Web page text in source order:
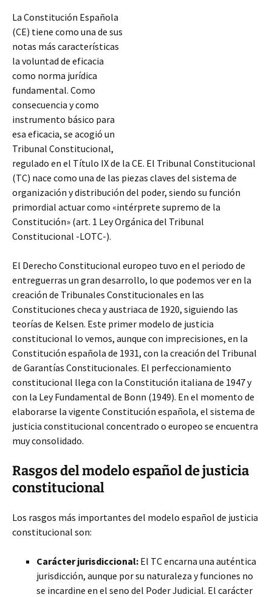
La Constitución Española
(CE) tiene como una de sus
notas más características
la voluntad de eficacia
como norma jurídica
fundamental. Como
consecuencia y como
instrumento básico para
esa eficacia, se acogió un
Tribunal Constitucional,
regulado en el Título IX de la CE. El Tribunal Constitucional
(TC) nace como una de las piezas claves del sistema de
organización y distribución del poder, siendo su función
primordial actuar como «intérprete supremo de la
Constitución» (art. 1 Ley Orgánica del Tribunal
Constitucional -LOTC-).
El Derecho Constitucional europeo tuvo en el periodo de
entreguerras un gran desarrollo, lo que podemos ver en la
creación de Tribunales Constitucionales en las
Constituciones checa y austriaca de 1920, siguiendo las
teorías de Kelsen. Este primer modelo de justicia
constitucional lo vemos, aunque con imprecisiones, en la
Constitución española de 1931, con la creación del Tribunal
de Garantías Constitucionales. El perfeccionamiento
constitucional llega con la Constitución italiana de 1947 y
con la Ley Fundamental de Bonn (1949). En el momento de
elaborarse la vigente Constitución española, el sistema de
justicia constitucional concentrado o europeo se encuentra
muy consolidado.
Rasgos del modelo español de justicia
constitucional
Los rasgos más importantes del modelo español de justicia
constitucional son:
Carácter jurisdiccional: El TC encarna una auténtica
jurisdicción, aunque por su naturaleza y funciones no
se incardine en el seno del Poder Judicial. El carácter